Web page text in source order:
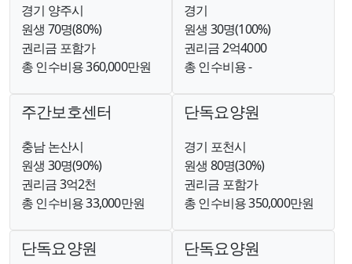
경기 양주시
원생 70명(80%)
권리금 포함가
총 인수비용 360,000만원
경기
원생 30명(100%)
권리금 2억4000
총 인수비용 -
주간보호센터
충남 논산시
원생 30명(90%)
권리금 3억2천
총 인수비용 33,000만원
단독요양원
경기 포천시
원생 80명(30%)
권리금 포함가
총 인수비용 350,000만원
단독요양원 단독요양원